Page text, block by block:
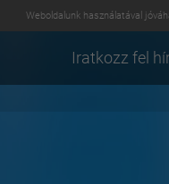
Weboldalunk használatával
Iratkozz fel